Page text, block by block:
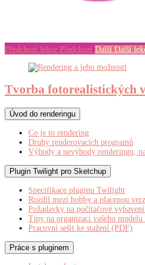
Předchozí lekce Předchozí Další Další
Tvorba fotorealistických
Úvod do renderingu
Co je to rendering
Druhy renderovacích programů
Výhody a nevýhody renderingu,
Plugin Twilight pro Sketchup
Specifikace pluginu Twilight
Rozdíl mezi hobby a placenou
Požadavky na počítačové
Tipy na organizaci vašeho modelu
Pracovní sešit ke stažení (PDF)
Práce s pluginem